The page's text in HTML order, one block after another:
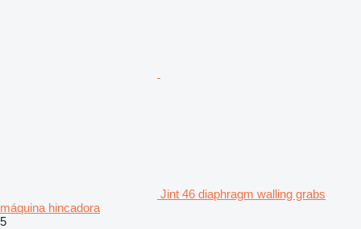
Jint 46 diaphragm walling grabs
máquina hincadora
5